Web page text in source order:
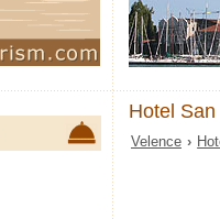
Hotel
Velence ›